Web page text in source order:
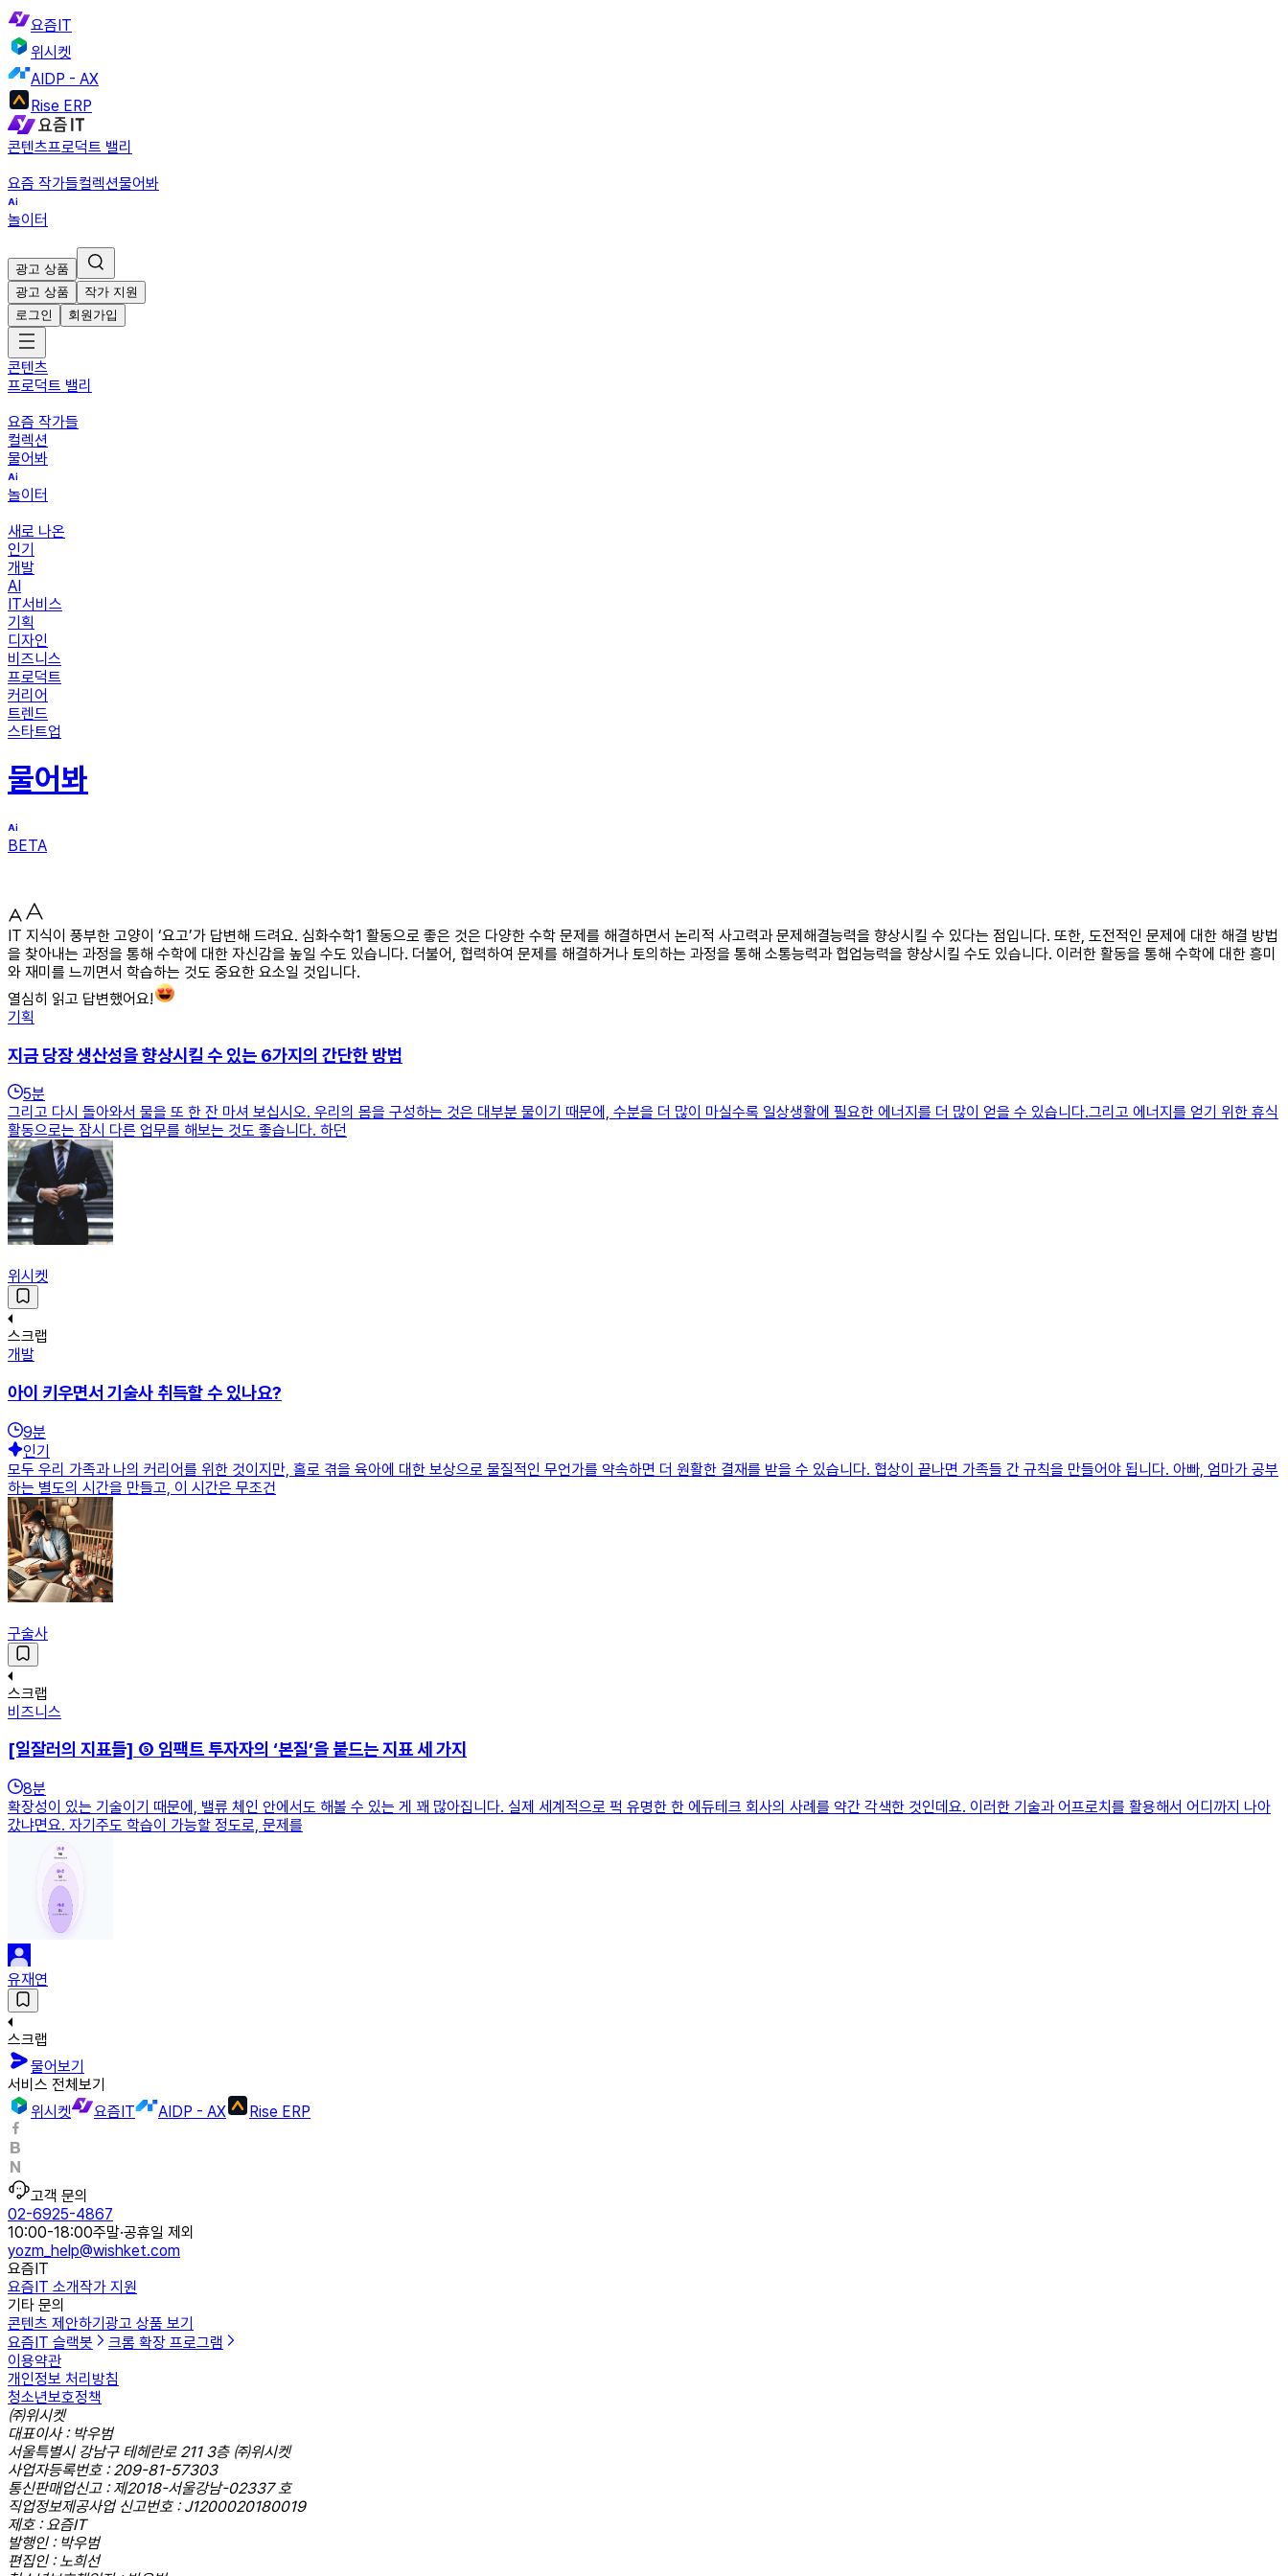
요즘IT
위시켓
AIDP - AX
Rise ERP
콘텐츠프로덕트 밸리
요즘 작가들컬렉션물어봐
놀이터
광고 상품
광고 상품
작가 지원
로그인
회원가입
콘텐츠
프로덕트 밸리
요즘 작가들
컬렉션
물어봐
놀이터
새로 나온
인기
개발
AI
IT서비스
기획
디자인
비즈니스
프로덕트
커리어
트렌드
스타트업
물어봐
BETA
IT 지식이 풍부한 고양이 ‘요고’가 답변해 드려요. 심화수학1 활동으로 좋은 것은 다양한 수학 문제를 해결하면서 논리적 사고력과 문제해결능력을 향상시킬 수 있다는 점입니다. 또한, 도전적인 문제에 대한 해결 방법
을 찾아내는 과정을 통해 수학에 대한 자신감을 높일 수도 있습니다. 더불어, 협력하여 문제를 해결하거나 토의하는 과정을 통해 소통능력과 협업능력을 향상시킬 수도 있습니다. 이러한 활동을 통해 수학에 대한 흥미
와 재미를 느끼면서 학습하는 것도 중요한 요소일 것입니다.
열심히 읽고 답변했어요!
기획
지금 당장 생산성을 향상시킬 수 있는 6가지의 간단한 방법
5분
그리고 다시 돌아와서 물을 또 한 잔 마셔 보십시오. 우리의 몸을 구성하는 것은 대부분 물이기 때문에, 수분을 더 많이 마실수록 일상생활에 필요한 에너지를 더 많이 얻을 수 있습니다.그리고 에너지를 얻기 위한 휴식
활동으로는 잠시 다른 업무를 해보는 것도 좋습니다. 하던
위시켓
스크랩
개발
아이 키우면서 기술사 취득할 수 있나요?
9분
인기
모두 우리 가족과 나의 커리어를 위한 것이지만, 홀로 겪을 육아에 대한 보상으로 물질적인 무언가를 약속하면 더 원활한 결재를 받을 수 있습니다. 협상이 끝나면 가족들 간 규칙을 만들어야 됩니다. 아빠, 엄마가 공부
하는 별도의 시간을 만들고, 이 시간은 무조건
구술사
스크랩
비즈니스
[일잘러의 지표들] ⑤ 임팩트 투자자의 ‘본질’을 붙드는 지표 세 가지
8분
확장성이 있는 기술이기 때문에, 밸류 체인 안에서도 해볼 수 있는 게 꽤 많아집니다. 실제 세계적으로 퍽 유명한 한 에듀테크 회사의 사례를 약간 각색한 것인데요. 이러한 기술과 어프로치를 활용해서 어디까지 나아
갔냐면요. 자기주도 학습이 가능할 정도로, 문제를
유재연
스크랩
물어보기
서비스 전체보기
위시켓
요즘IT AIDP - AX Rise ERP
고객 문의
02-6925-4867
10:00-18:00주말·공휴일 제외
yozm_help@wishket.com
요즘IT
요즘IT 소개작가 지원
기타 문의
콘텐츠 제안하기 광고 상품 보기
요즘IT 슬랙봇
크롬 확장 프로그램
이용약관
개인정보 처리방침
청소년보호정책
㈜위시켓
대표이사 : 박우범
서울특별시 강남구 테헤란로 211 3층 ㈜위시켓
사업자등록번호 : 209-81-57303
통신판매업신고 : 제2018-서울강남-02337 호
직업정보제공사업 신고번호 : J1200020180019
제호 : 요즘IT
발행인 : 박우범
편집인 : 노희선